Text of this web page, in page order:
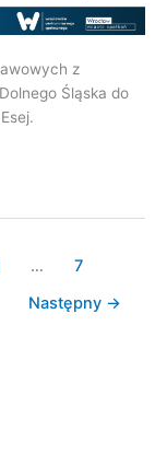
z
Śląska do
…
7
Następny →